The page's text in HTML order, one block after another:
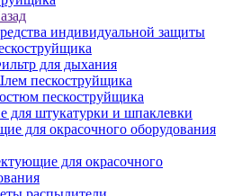
индивидуальной защиты
для дыхания
пескоструйщика
пескоструйщика
для штукатурки и шпаклевки
для окрасочного оборудования
для окрасочного